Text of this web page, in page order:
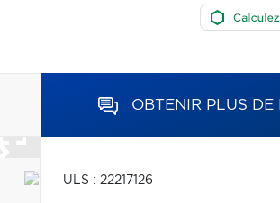
OBTENIR PLUS DE
ULS : 22217126